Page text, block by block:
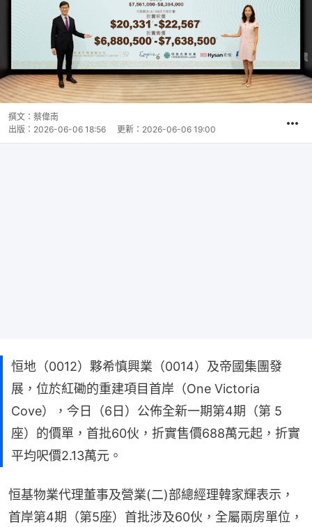
撰文： 蔡偉南
出版： 2026-06-06 18:56 更新： 2026-06-06 19:00
恒地（0012）夥希慎興業（0014）及帝國集團發
展，位於紅磡的重建項目首岸（One Victoria
Cove），今日（6日）公佈全新一期第4期（第 5
座）的價單，首批60伙，折實售價688萬元起，折實
平均呎價2.13萬元。
恒基物業代理董事及營業(二)部總經理韓家輝表示，
首岸第4期（第5座）首批涉及60伙，全屬兩房單位，